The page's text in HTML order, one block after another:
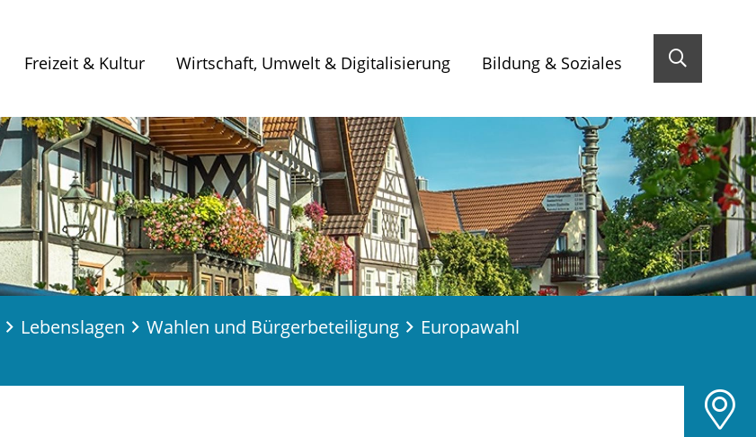
Freizeit & Kultur Wirtschaft, Umwelt & Digitalisierung Bildung & Soziales
Lebenslagen Wahlen und Bürgerbeteiligung
Europawahl